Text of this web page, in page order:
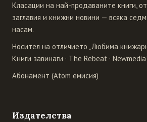
Класации на най-продаваните книги,
заглавия и книжни новини — всяка
насам.
Носител на отличието „Любима
Книги завинаги · The Rebeat ·
Абонамент (Atom емисия)
Издателства